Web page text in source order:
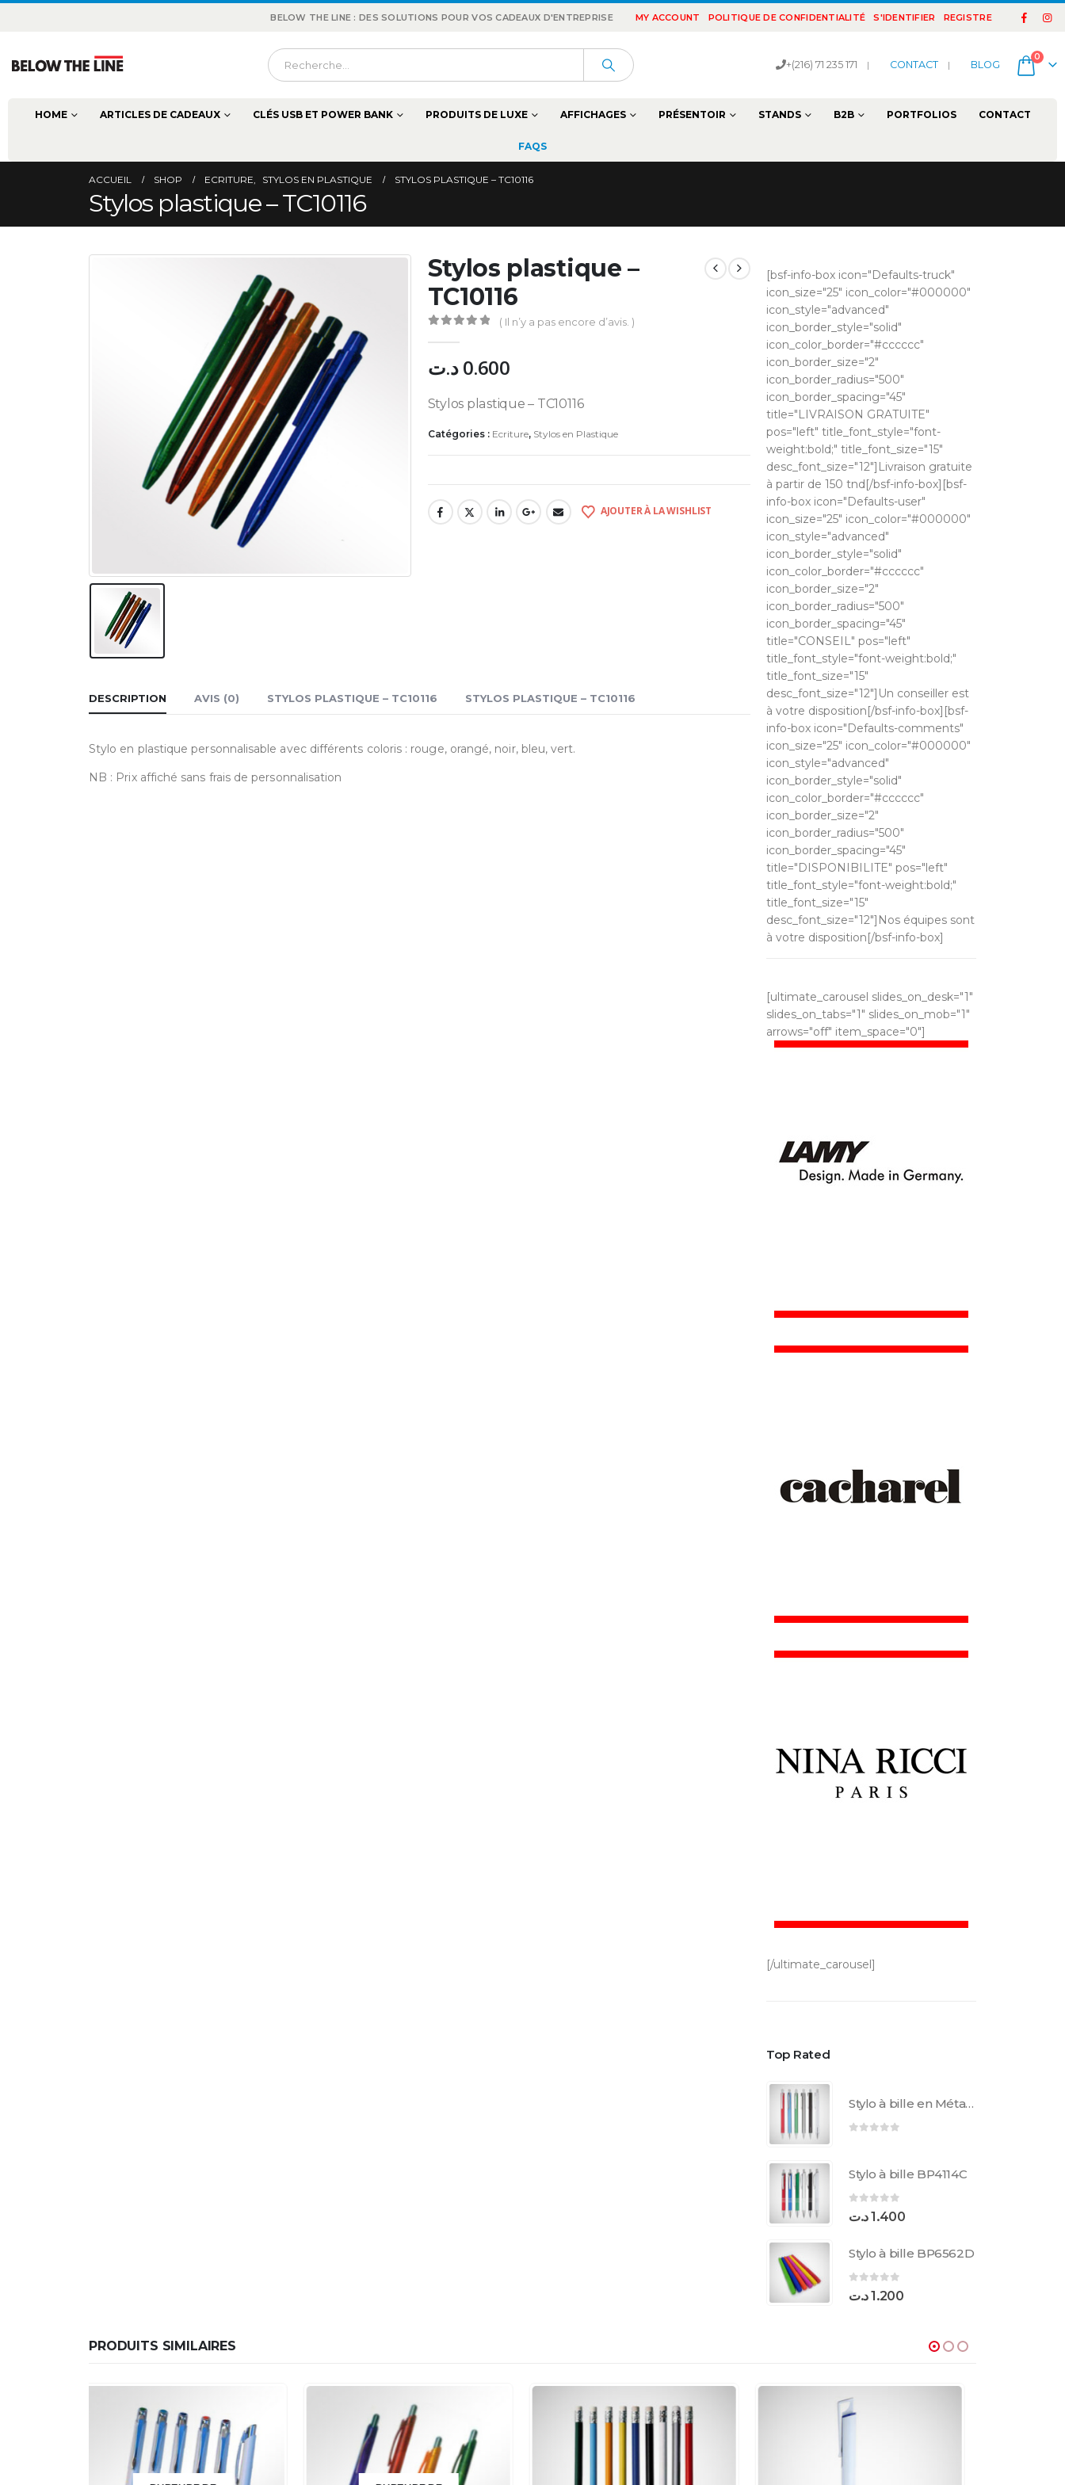
BELOW THE LINE : DES SOLUTIONS POUR VOS CADEAUX D'ENTREPRISE MY ACCOUNT POLITIQUE DE CONFIDENTIALITÉ S'IDENTIFIER REGISTRE
+(216) 71 235 171 | CONTACT | BLOG
0
HOME ARTICLES DE CADEAUX CLÉS USB ET POWER BANK PRODUITS DE LUXE AFFICHAGES PRÉSENTOIR STANDS B2B PORTFOLIOS CONTACT
FAQS
ACCUEIL SHOP ECRITURE, STYLOS EN PLASTIQUE STYLOS PLASTIQUE – TC10116
Stylos plastique – TC10116
Stylos plastique –
TC10116
( Il n’y a pas encore d’avis. )
0.600 د.ت
Stylos plastique – TC10116
Catégories : Ecriture, Stylos en Plastique
AJOUTER À LA WISHLIST
DESCRIPTION AVIS (0) STYLOS PLASTIQUE – TC10116 STYLOS PLASTIQUE – TC10116
Stylo en plastique personnalisable avec différents coloris : rouge, orangé, noir, bleu, vert.
NB : Prix affiché sans frais de personnalisation
[bsf-info-box icon="Defaults-truck"
icon_size="25" icon_color="#000000"
icon_style="advanced"
icon_border_style="solid"
icon_color_border="#cccccc"
icon_border_size="2"
icon_border_radius="500"
icon_border_spacing="45"
title="LIVRAISON GRATUITE"
pos="left" title_font_style="font-
weight:bold;" title_font_size="15"
desc_font_size="12"]Livraison gratuite
à partir de 150 tnd[/bsf-info-box][bsf-
info-box icon="Defaults-user"
icon_size="25" icon_color="#000000"
icon_style="advanced"
icon_border_style="solid"
icon_color_border="#cccccc"
icon_border_size="2"
icon_border_radius="500"
icon_border_spacing="45"
title="CONSEIL" pos="left"
title_font_style="font-weight:bold;"
title_font_size="15"
desc_font_size="12"]Un conseiller est
à votre disposition[/bsf-info-box][bsf-
info-box icon="Defaults-comments"
icon_size="25" icon_color="#000000"
icon_style="advanced"
icon_border_style="solid"
icon_color_border="#cccccc"
icon_border_size="2"
icon_border_radius="500"
icon_border_spacing="45"
title="DISPONIBILITE" pos="left"
title_font_style="font-weight:bold;"
title_font_size="15"
desc_font_size="12"]Nos équipes sont
à votre disposition[/bsf-info-box]
[ultimate_carousel slides_on_desk="1"
slides_on_tabs="1" slides_on_mob="1"
arrows="off" item_space="0"]
[/ultimate_carousel]
Top Rated
Stylo à bille en Métal AL1852C
Stylo à bille BP4114C
sur 51.400د.ت
Stylo à bille BP6562D
sur 51.200د.ت
PRODUITS SIMILAIRES